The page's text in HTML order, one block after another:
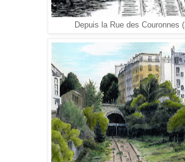
Depuis la Rue des Couronnes